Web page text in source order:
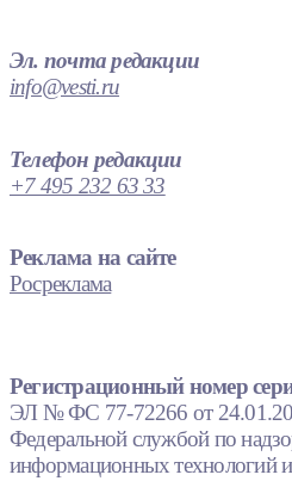
Эл. почта редакции
info@vesti.ru
Телефон редакции
+7 495 232 63 33
Реклама на сайте
Росреклама
Регистрационный номер
ЭЛ № ФС 77-72266 от
Федеральной службой по
информационных технологий